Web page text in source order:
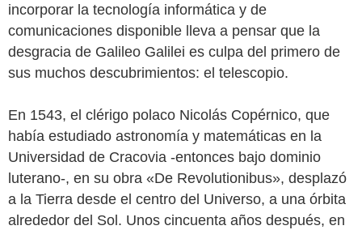
incorporar la tecnología informática y de
comunicaciones disponible lleva a pensar que la
desgracia de Galileo Galilei es culpa del primero de
sus muchos descubrimientos: el telescopio.
En 1543, el clérigo polaco Nicolás Copérnico, que
había estudiado astronomía y matemáticas en la
Universidad de Cracovia -entonces bajo dominio
luterano-, en su obra «De Revolutionibus», desplazó
a la Tierra desde el centro del Universo, a una órbita
alrededor del Sol. Unos cincuenta años después, en